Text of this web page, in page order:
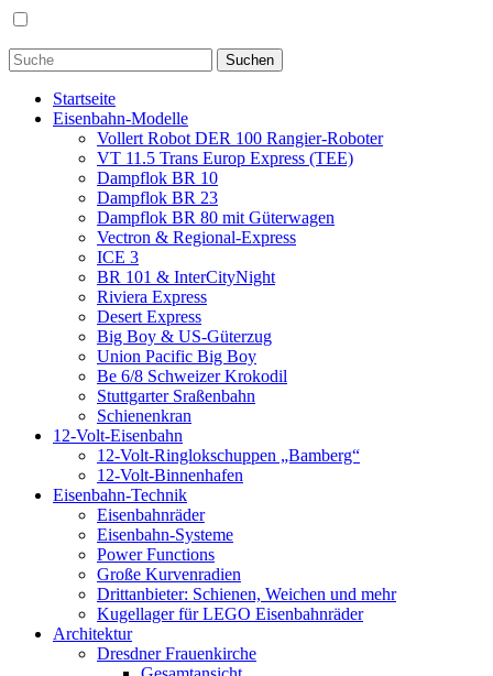
Startseite
Eisenbahn-Modelle
Vollert Robot DER 100 Rangier-Roboter
VT 11.5 Trans Europ Express (TEE)
Dampflok BR 10
Dampflok BR 23
Dampflok BR 80 mit Güterwagen
Vectron & Regional-Express
ICE 3
BR 101 & InterCityNight
Riviera Express
Desert Express
Big Boy & US-Güterzug
Union Pacific Big Boy
Be 6/8 Schweizer Krokodil
Stuttgarter Sraßenbahn
Schienenkran
12-Volt-Eisenbahn
12-Volt-Ringlokschuppen „Bamberg“
12-Volt-Binnenhafen
Eisenbahn-Technik
Eisenbahnräder
Eisenbahn-Systeme
Power Functions
Große Kurvenradien
Drittanbieter: Schienen, Weichen und mehr
Kugellager für LEGO Eisenbahnräder
Architektur
Dresdner Frauenkirche